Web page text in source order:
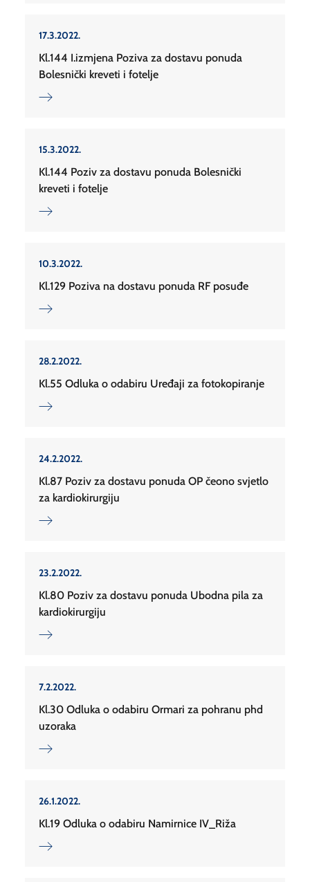
17.3.2022.
Kl.144 I.izmjena Poziva za dostavu ponuda
Bolesnički kreveti i fotelje
15.3.2022.
Kl.144 Poziv za dostavu ponuda Bolesnički
kreveti i fotelje
10.3.2022.
Kl.129 Poziva na dostavu ponuda RF posuđe
28.2.2022.
Kl.55 Odluka o odabiru Uređaji za fotokopiranje
24.2.2022.
Kl.87 Poziv za dostavu ponuda OP čeono svjetlo
za kardiokirurgiju
23.2.2022.
Kl.80 Poziv za dostavu ponuda Ubodna pila za
kardiokirurgiju
7.2.2022.
Kl.30 Odluka o odabiru Ormari za pohranu phd
uzoraka
26.1.2022.
Kl.19 Odluka o odabiru Namirnice IV_Riža